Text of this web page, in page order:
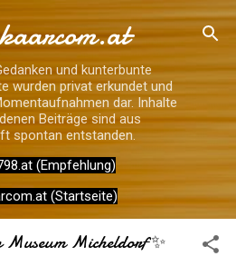
Hauptbereich
und kunterbunte
wurden privat erkundet und
dar. Inhalte
Beiträge sind aus
spontan entstanden.
(Empfehlung)
(Startseite)
Micheldorf ✨